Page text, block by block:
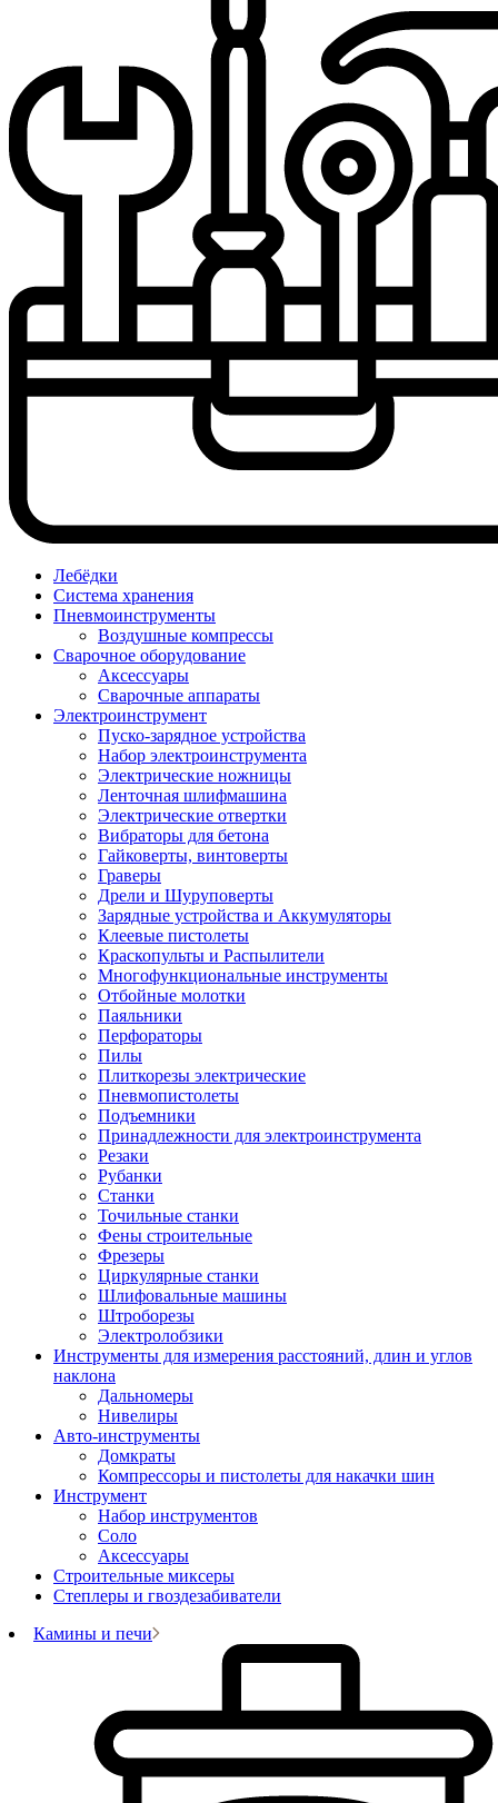
Лебёдки
Система хранения
Пневмоинструменты
Воздушные компрессы
Сварочное оборудование
Аксессуары
Сварочные аппараты
Электроинструмент
Пуско-зарядное устройства
Набор электроинструмента
Электрические ножницы
Ленточная шлифмашина
Электрические отвертки
Вибраторы для бетона
Гайковерты, винтоверты
Граверы
Дрели и Шуруповерты
Зарядные устройства и Аккумуляторы
Клеевые пистолеты
Краскопульты и Распылители
Многофункциональные инструменты
Отбойные молотки
Паяльники
Перфораторы
Пилы
Плиткорезы электрические
Пневмопистолеты
Подъемники
Принадлежности для электроинструмента
Резаки
Рубанки
Станки
Точильные станки
Фены строительные
Фрезеры
Циркулярные станки
Шлифовальные машины
Штроборезы
Электролобзики
Инструменты для измерения расстояний, длин и углов
наклона
Дальномеры
Нивелиры
Авто-инструменты
Домкраты
Компрессоры и пистолеты для накачки шин
Инструмент
Набор инструментов
Соло
Аксессуары
Строительные миксеры
Степлеры и гвоздезабиватели
Камины и печи